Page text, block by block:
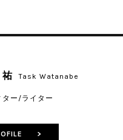
祐 Task Watanabe
ター/ライター
>